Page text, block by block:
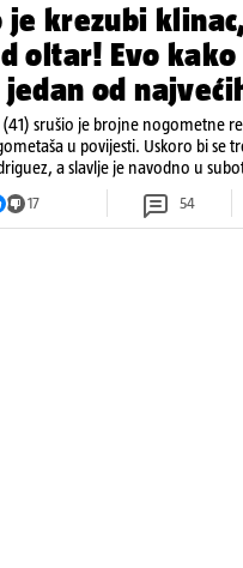
je krezubi
oltar! Evo kako
od
srušio je brojne nogometne
u povijesti. Uskoro bi se
a slavlje je navodno u
17 54